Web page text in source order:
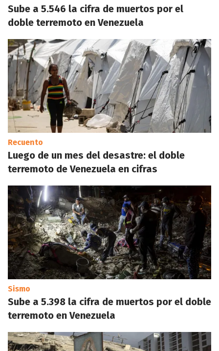
Sube a 5.546 la cifra de muertos por el
doble terremoto en Venezuela
Recuento
Luego de un mes del desastre: el doble
terremoto de Venezuela en cifras
Sismo
Sube a 5.398 la cifra de muertos por el doble
terremoto en Venezuela